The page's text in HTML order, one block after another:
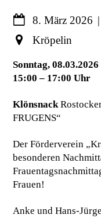
8. März 2026
Kröpelin
Sonntag, 08.03.2026
15:00 – 17:00 Uhr
Klönsnack
FRUGENS“
Der Förderverein
besonderen
Frauen!
Anke und Hans-